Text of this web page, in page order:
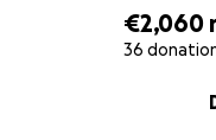
€2,060
36